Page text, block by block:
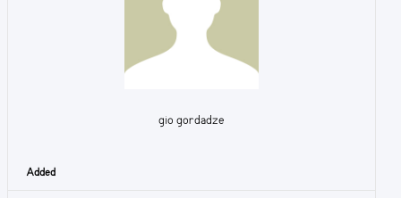
gio gordadze
Added